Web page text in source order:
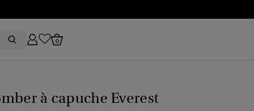
0
à capuche Everest